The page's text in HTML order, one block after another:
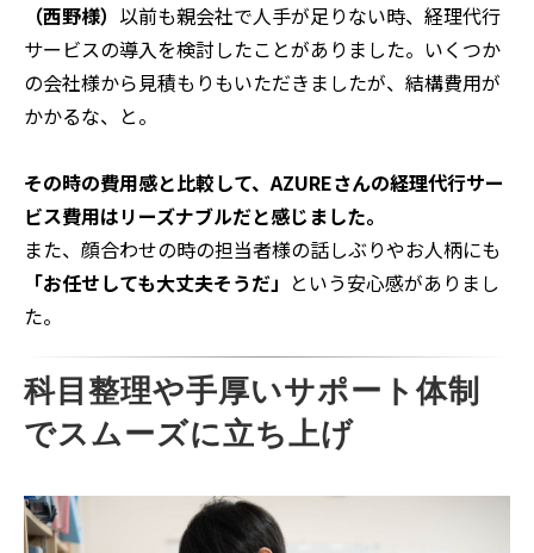
（西野様） 以前も親会社で人手が足りない時、経理代行
サービスの導入を検討したことがありました。いくつか
の会社様から見積もりもいただきましたが、結構費用が
かかるな、と。
その時の費用感と比較して、AZUREさんの経理代行サー
ビス費用はリーズナブルだと感じました。
また、顔合わせの時の担当者様の話しぶりやお人柄にも
「お任せしても大丈夫そうだ」 という安心感がありまし
た。
科目整理や手厚いサポート体制
でスムーズに立ち上げ